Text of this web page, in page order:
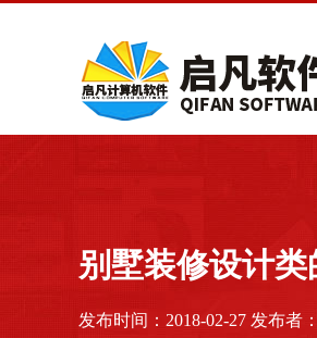
别墅装修设计
发布时间：2018-02-27 发布者